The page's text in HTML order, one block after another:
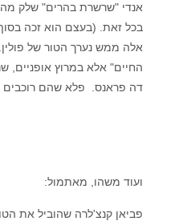
אנדי "שרשרת בהרים" שלק מה
בכל זאת. (בעצם הוא זכה
אלה ממש נערך הטור של
החיים" אלא במרוץ אופניים,
דה פראנס. פלא שהם רוכבים
ועוד משהו, מאתמול:
פביאן קנצ'לרה שהוביל את